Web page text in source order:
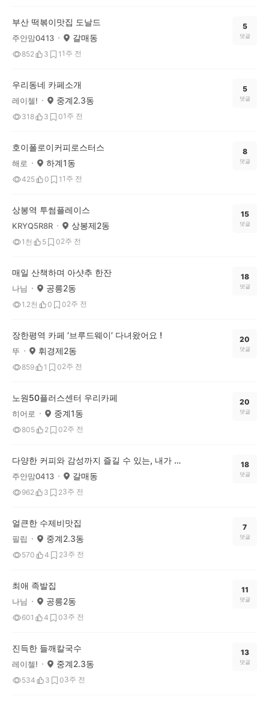
부산 떡볶이맛집 도날드
주안맘0413 갈매동
852 3 1 1주 전
5
댓글
우리동네 카페소개
레이첼! 중계2.3동
318 3 01주 전
5
댓글
호이폴로이커피로스터스
해로 하계1동
425 0 1 1주 전
8
댓글
상봉역 투썸플레이스
KRYQ5R8R 상봉제2동
1천 5 02주 전
15
댓글
매일 산책하며 아샷추 한잔
나님 공릉2동
1.2천 0 02주 전
18
댓글
장한평역 카페 ‘브루드웨이’ 다녀왔어요 !
뚜 휘경제2동
859 1 02주 전
20
댓글
노원50플러스센터 우리카페
히어로 중계1동
805 2 02주 전
20
댓글
다양한 커피와 감성까지 즐길 수 있는, 내가 가장 좋아하는 카페 ‘게이트’
주안맘0413 갈매동
962 3 23주 전
18
댓글
얼큰한 수제비맛집
필립 중계2.3동
570 4 23주 전
7
댓글
최애 족발집
나님 공릉2동
601 4 03주 전
11
댓글
진득한 들깨칼국수
레이첼! 중계2.3동
534 3 03주 전
13
댓글